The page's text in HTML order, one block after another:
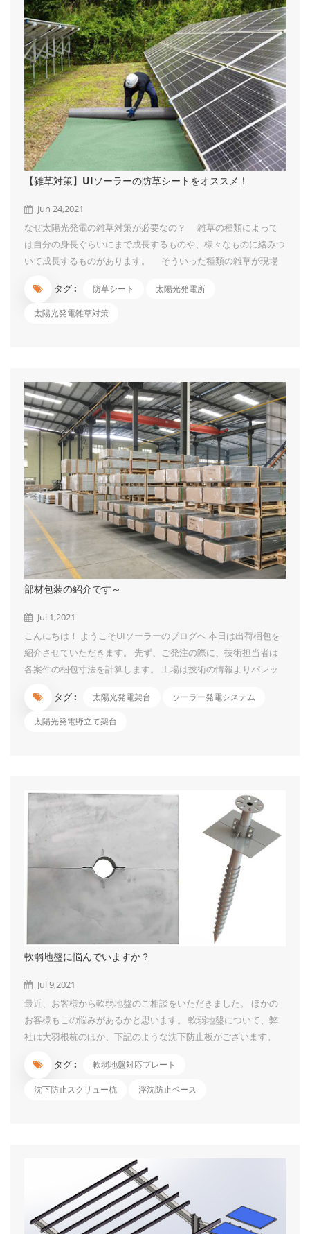
【雑草対策】UIソーラーの防草シートをオススメ！
Jun 24,2021
なぜ太陽光発電の雑草対策が必要なの？ 雑草の種類によって
は自分の身長ぐらいにまで成長するものや、様々なものに絡みつ
いて成長するものがあります。 そういった種類の雑草が現場
います。 そうなってしまうと、パネルの一部分に太陽光が当
たらなくなってしまうことで、ホットスポットという現象が発生
になってしまう可能性もあり、パネル機器の点検で立ち入った際
に襲われる危険があります。 ではどうやって雑草対策をしたら
いいの？ ①刈払機による草刈 &emsp...
タグ : 防草シート 太陽光発電所
太陽光発電雑草対策
部材包装の紹介です～
Jul 1,2021
こんにちは！ ようこそUIソーラーのブログへ 本日は出荷梱包を
紹介させていただきます。 先ず、ご発注の際に、技術担当者は
各案件の梱包寸法を計算します。 工場は技術の情報よりパレッ
を行っております。 小部品は紛失しないように箱に入れて、箱
の表面に各部品のITEM NO.と数量を表記しています。箱は壊れ
は事前に積載図を書きます。積載図に従って作業するため、各パ
レットの位置も分かっています。荷下ろしに対して非常に便利で
す。 小部品でも長い部材でも運送中に傷しないようにいろいろ
工夫をしております。 信頼できるよう...
タグ : 太陽光発電架台 ソーラー発電システム
太陽光発電野立て架台
軟弱地盤に悩んでいますか？
Jul 9,2021
最近、お客様から軟弱地盤のご相談をいただきました。 ほかの
お客様もこの悩みがあるかと思います。 軟弱地盤について、弊
社は大羽根杭のほか、下記のような沈下防止板がございます。
杭専用部品です。 特に軟弱地盤などの柔らかいところで杭を設
置するには沈み込み防止効果が効きます。 軟弱地盤の天敵で、
タグ : 軟弱地盤対応プレート
沈下防止スクリュー杭 浮沈防止ベース